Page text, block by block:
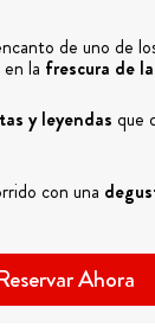
de uno de
la frescura de
y leyendas que
con una
Ahora